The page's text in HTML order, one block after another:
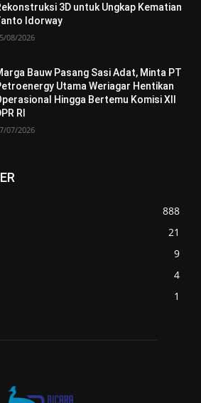
3D untuk Ungkap Kematian
Idorway
08/2026
Bauw Pasang Sasi Adat, Minta PT
Utama Weriagar Hentikan
Hingga Bertemu Komisi XII
RI
07/2026
888
21
9
4
1